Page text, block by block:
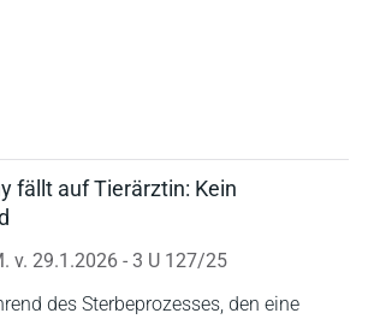
fällt auf Tierärztin: Kein
v. 29.1.2026 - 3 U 127/25
des Sterbeprozesses, den eine